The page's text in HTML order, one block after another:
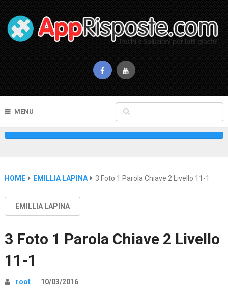
MENU
HOME EMILLIA LAPINA 3 Foto 1 Parola Chiave 2 Livello 11-1
EMILLIA LAPINA
3 Foto 1 Parola Chiave 2 Livello
11-1
root 10/03/2016